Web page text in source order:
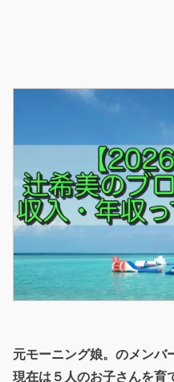
元モーニング娘。のメンバ
現在は５人のお子さんを育